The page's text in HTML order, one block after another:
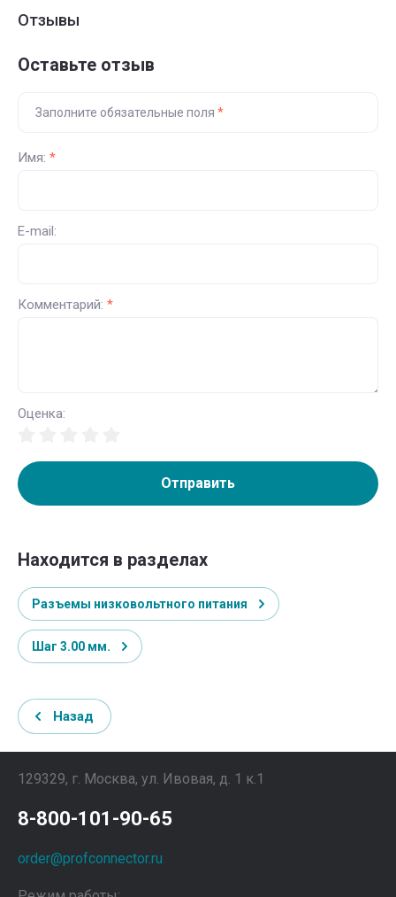
Отзывы
Оставьте отзыв
Заполните обязательные поля *
Имя: *
E-mail:
Комментарий: *
Оценка:
Отправить
Находится в разделах
Разъемы низковольтного питания
Шаг 3.00 мм.
Назад
129329, г. Москва, ул. Ивовая, д. 1 к.1
8-800-101-90-65
order@profconnector.ru